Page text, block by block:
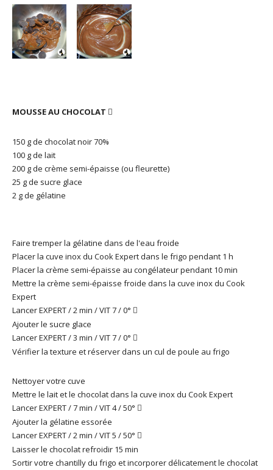
MOUSSE AU CHOCOLAT 
150 g de chocolat noir 70%
100 g de lait
200 g de crème semi-épaisse (ou fleurette)
25 g de sucre glace
2 g de gélatine
Faire tremper la gélatine dans de l'eau froide
Placer la cuve inox du Cook Expert dans le frigo pendant 1 h
Placer la crème semi-épaisse au congélateur pendant 10 min
Mettre la crème semi-épaisse froide dans la cuve inox du Cook
Expert
Lancer EXPERT / 2 min / VIT 7 / 0° 
Ajouter le sucre glace
Lancer EXPERT / 3 min / VIT 7 / 0° 
Vérifier la texture et réserver dans un cul de poule au frigo
Nettoyer votre cuve
Mettre le lait et le chocolat dans la cuve inox du Cook Expert
Lancer EXPERT / 7 min / VIT 4 / 50° 
Ajouter la gélatine essorée
Lancer EXPERT / 2 min / VIT 5 / 50° 
Laisser le chocolat refroidir 15 min
Sortir votre chantilly du frigo et incorporer délicatement le chocolat